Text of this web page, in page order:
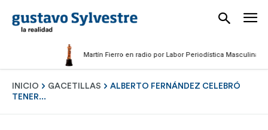
Martín Fierro en radio por Labor Periodística Masculina 2025
INICIO GACETILLAS
ALBERTO FERNÁNDEZ CELEBRÓ
TENER...